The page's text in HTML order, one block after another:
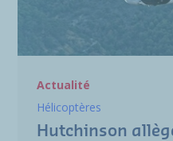
Actualité
Hélicoptères
Hutchinson